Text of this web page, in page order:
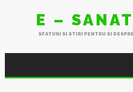
E –
SFATURI SI STIRI PENTRU SI